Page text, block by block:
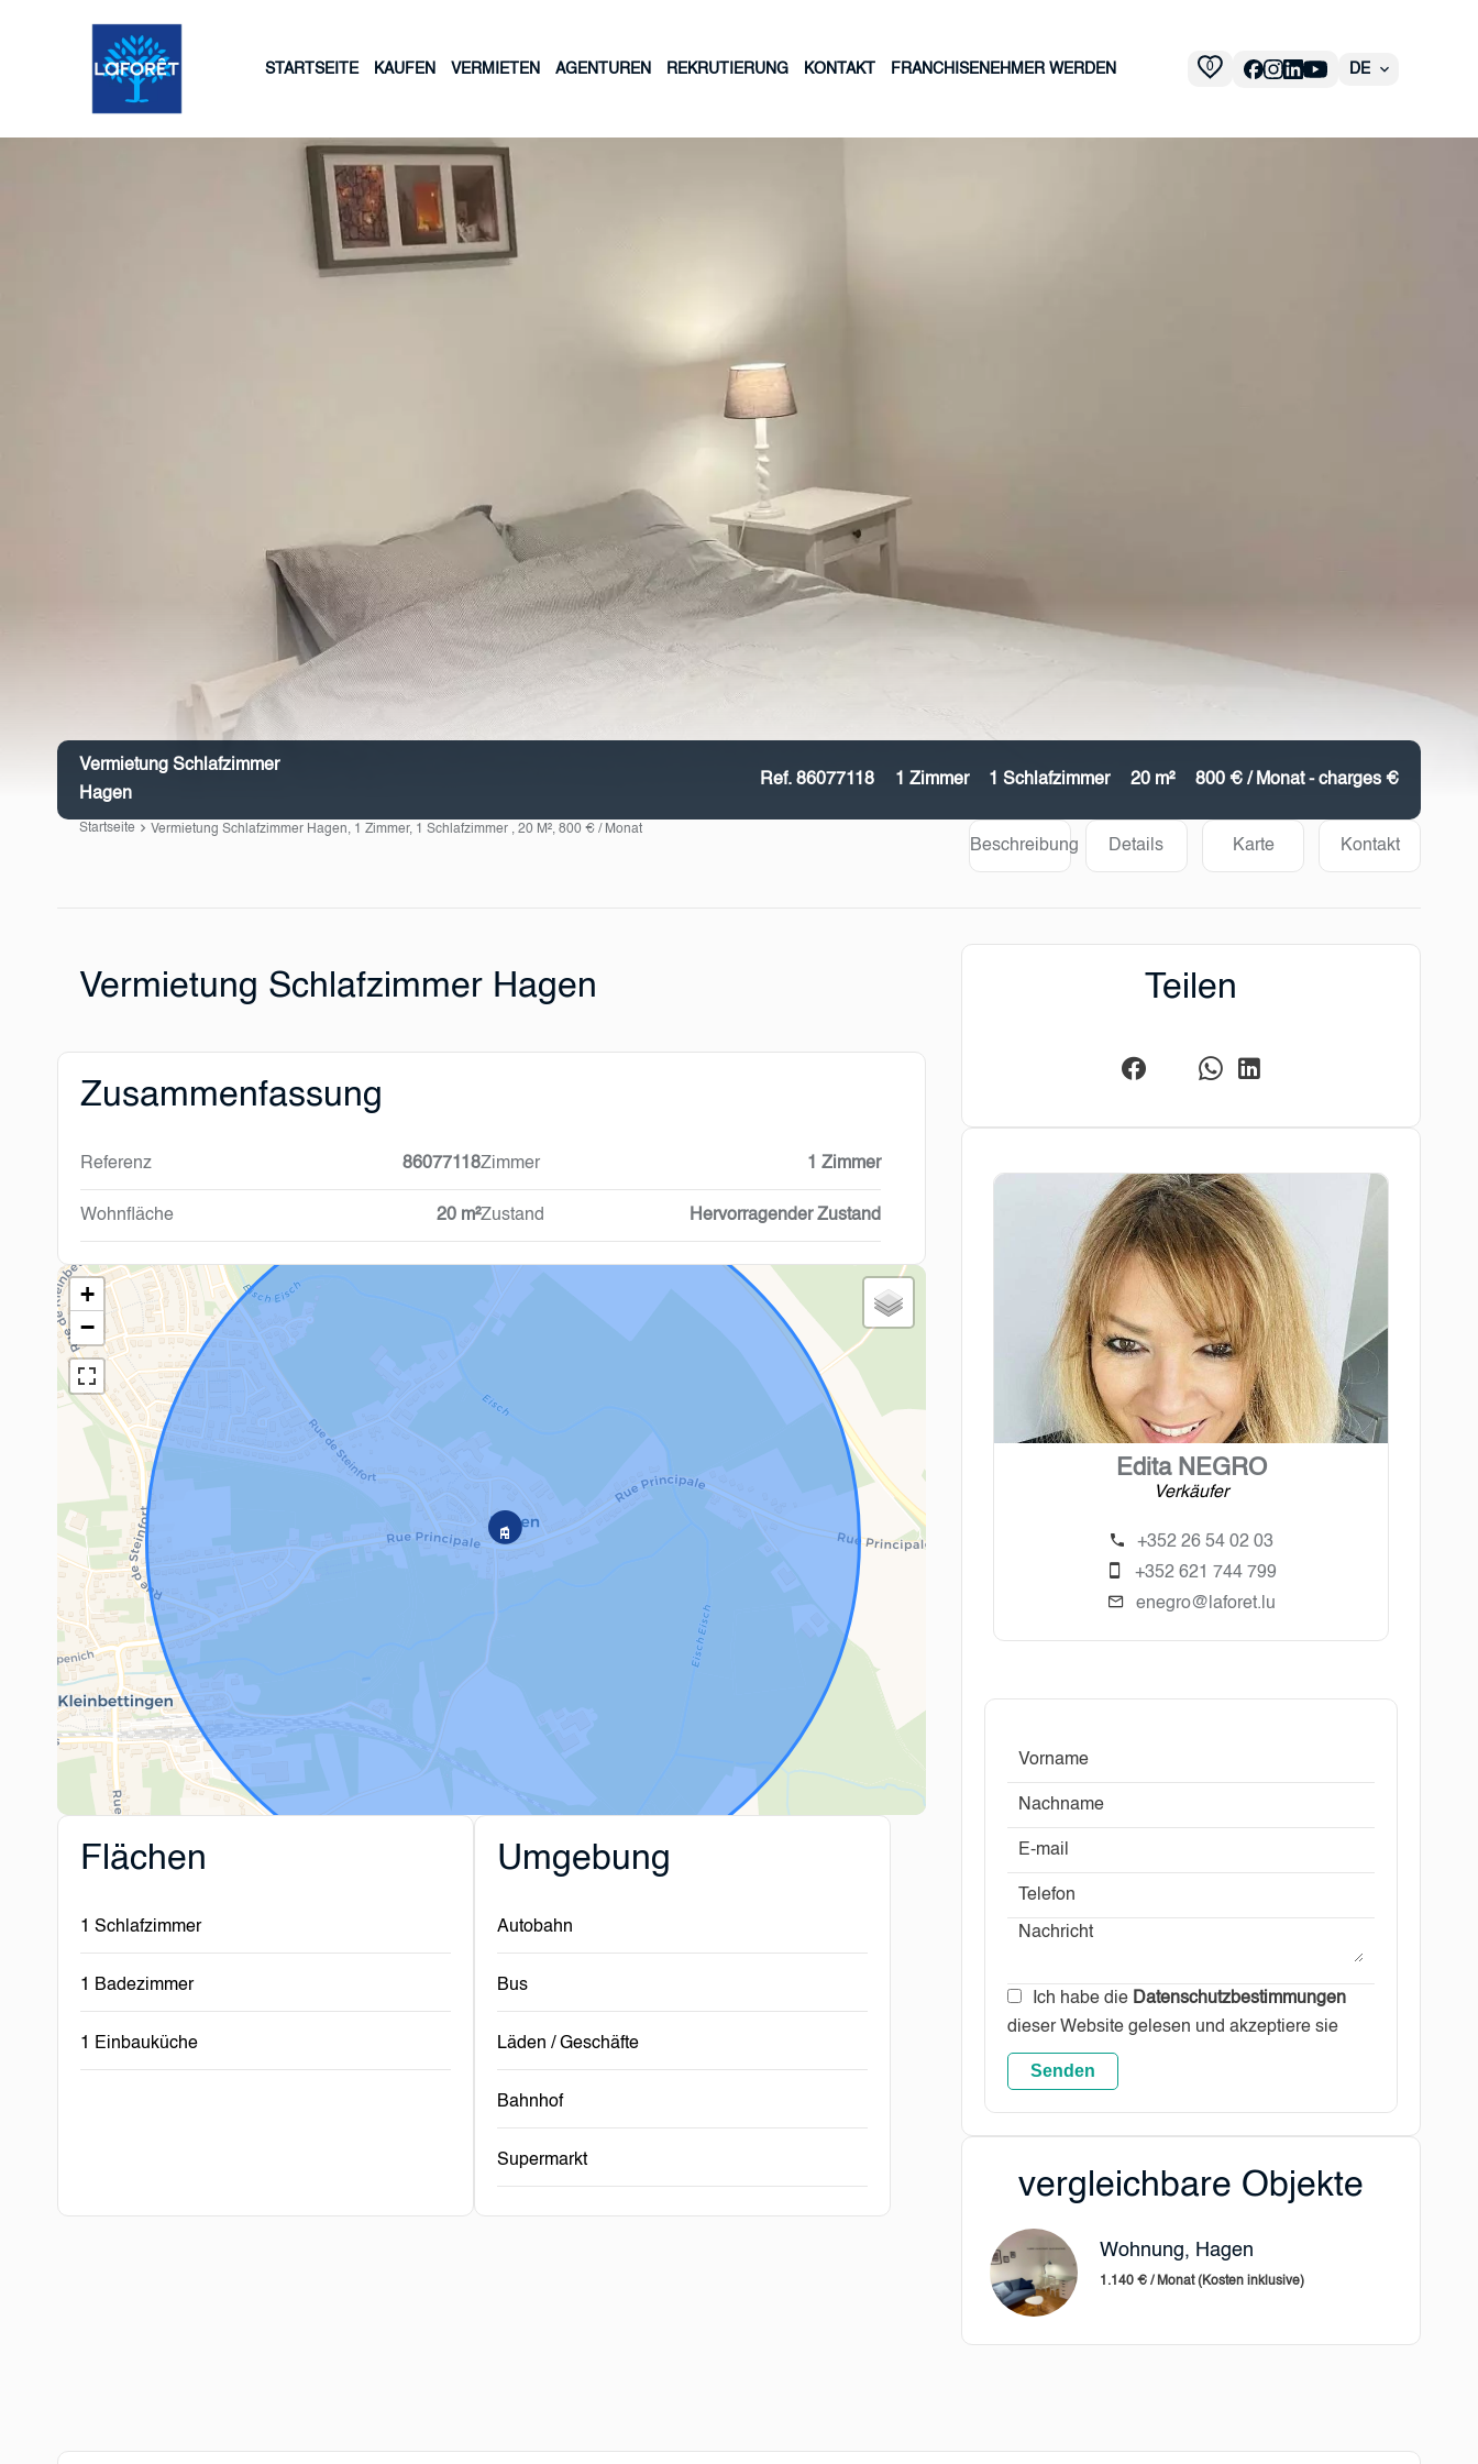
STARTSEITE KAUFEN VERMIETEN AGENTUREN REKRUTIERUNG KONTAKT FRANCHISENEHMER WERDEN 0 DE
Vermietung Schlafzimmer
Hagen
Ref. 86077118 1 Zimmer 1 Schlafzimmer 20 m² 800 € / Monat - charges €
Startseite Vermietung Schlafzimmer Hagen, 1 Zimmer, 1 Schlafzimmer , 20 M², 800 € / Monat
Beschreibung Details Karte Kontakt
Vermietung Schlafzimmer Hagen
Zusammenfassung
Referenz 86077118Zimmer 1 Zimmer
Wohnfläche 20 m²Zustand Hervorragender Zustand
+
−
Flächen
1 Schlafzimmer
1 Badezimmer
1 Einbauküche
Umgebung
Autobahn
Bus
Läden / Geschäfte
Bahnhof
Supermarkt
Teilen
Edita NEGRO
Verkäufer
+352 26 54 02 03
+352 621 744 799
enegro@laforet.lu
Ich habe die Datenschutzbestimmungen
dieser Website gelesen und akzeptiere sie
Senden
vergleichbare Objekte
Wohnung, Hagen
1.140 € / Monat (Kosten inklusive)